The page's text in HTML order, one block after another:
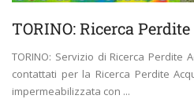
TORINO: Ricerca
TORINO: Servizio di Ricerca Perdite
contattati per la Ricerca Perdite
impermeabilizzata con ...